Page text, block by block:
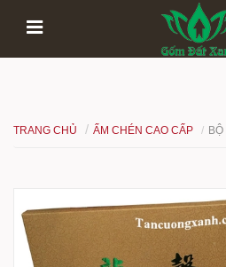
TRANG CHỦ ẤM CHÉN CAO CẤP